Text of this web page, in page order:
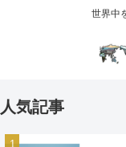
世界中
人気記事